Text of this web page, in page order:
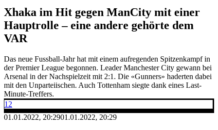
Xhaka im Hit gegen ManCity mit einer
Hauptrolle – eine andere gehörte dem
VAR
Das neue Fussball-Jahr hat mit einem aufregenden Spitzenkampf in
der Premier League begonnen. Leader Manchester City gewann bei
Arsenal in der Nachspielzeit mit 2:1. Die «Gunners» haderten dabei
mit den Unparteiischen. Auch Tottenham siegte dank eines Last-
Minute-Treffers.
12
01.01.2022, 20:2901.01.2022, 20:29